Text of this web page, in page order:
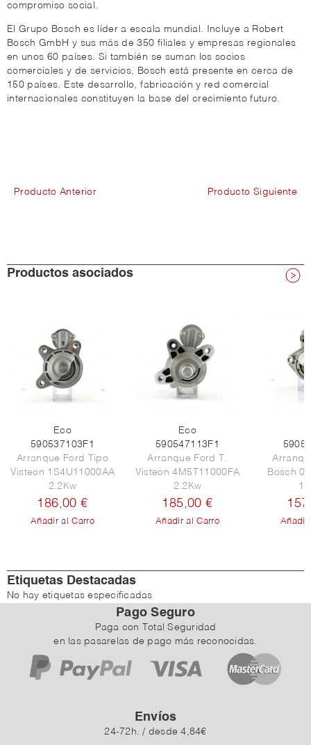
compromiso social.
El Grupo Bosch es líder a escala mundial. Incluye a Robert
Bosch GmbH y sus más de 350 filiales y empresas regionales
en unos 60 países. Si también se suman los socios
comerciales y de servicios, Bosch está presente en cerca de
150 países. Este desarrollo, fabricación y red comercial
internacionales constituyen la base del crecimiento futuro.
Producto Anterior Producto Siguiente
Productos asociados
Eco
590537103F1
Arranque Ford Tipo
Visteon 1S4U11000AA
2.2Kw
186,00 €
Añadir al Carro
Eco
590547113F1
Arranque Ford T.
Visteon 4M5T11000FA
2.2Kw
185,00 €
Añadir al Carro
Bosch
Añadir
Etiquetas Destacadas
No hay etiquetas especificadas
Pago Seguro
Paga con Total Seguridad
en las pasarelas de pago más reconocidas.
Envíos
24-72h. / desde 4,84€